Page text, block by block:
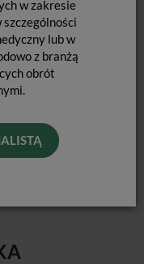
w zakresie
lub w
z branżą
obrót